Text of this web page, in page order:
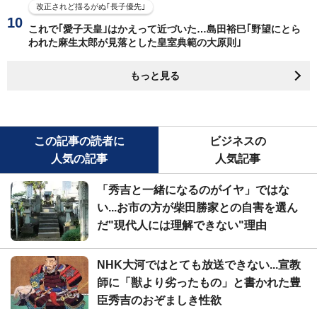
改正されど揺るがぬ｢長子優先｣
これで｢愛子天皇｣はかえって近づいた…島田裕巳｢野望にとら
われた麻生太郎が見落とした皇室典範の大原則｣
もっと見る
この記事の読者に
人気の記事
ビジネスの
人気記事
「秀吉と一緒になるのがイヤ」ではな
い...お市の方が柴田勝家との自害を選ん
だ"現代人には理解できない"理由
NHK大河ではとても放送できない...宣教
師に「獣より劣ったもの」と書かれた豊
臣秀吉のおぞましき性欲